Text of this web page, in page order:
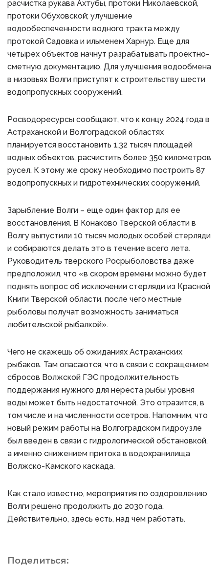
расчистка рукава Ахтубы, протоки Николаевской,
протоки Обуховской; улучшение
водообеспеченности водного тракта между
протокой Садовка и ильменем Харнур. Еще для
четырех объектов начнут разрабатывать проектно-
сметную документацию. Для улучшения водообмена
в низовьях Волги приступят к строительству шести
водопропускных сооружений.
Росводоресурсы сообщают, что к концу 2024 года в
Астраханской и Волгоградской областях
планируется восстановить 1,32 тысяч площадей
водных объектов, расчистить более 350 километров
русел. К этому же сроку необходимо построить 87
водопропускных и гидротехнических сооружений.
Зарыбление Волги – еще один фактор для ее
восстановления. В Конаково Тверской области в
Волгу выпустили 10 тысяч молодых особей стерляди
и собираются делать это в течение всего лета.
Руководитель тверского Росрыболовства даже
предположил, что «в скором времени можно будет
поднять вопрос об исключении стерляди из Красной
Книги Тверской области, после чего местные
рыболовы получат возможность заниматься
любительской рыбалкой».
Чего не скажешь об ожиданиях Астраханских
рыбаков. Там опасаются, что в связи с сокращением
сбросов Волжской ГЭС продолжительность
поддержания нужного для нереста рыбы уровня
воды может быть недостаточной. Это отразится, в
том числе и на численности осетров. Напомним, что
новый режим работы на Волгоградском гидроузле
был введен в связи с гидрологической обстановкой,
а именно снижением притока в водохранилища
Волжско-Камского каскада.
Как стало известно, мероприятия по оздоровлению
Волги решено продолжить до 2030 года.
Действительно, здесь есть, над чем работать.
Поделиться: